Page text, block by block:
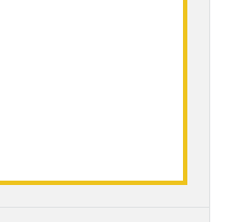
e